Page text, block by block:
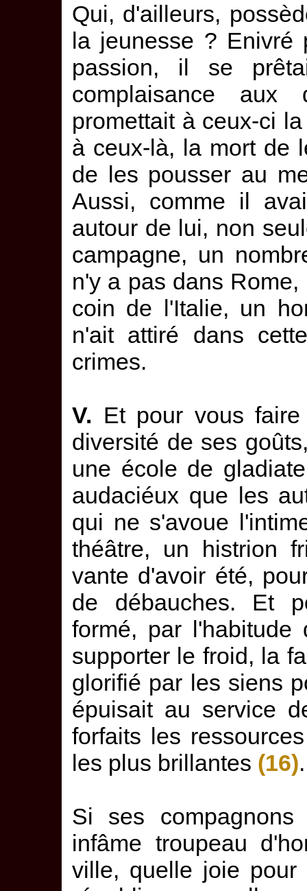
Qui, d'ailleurs,
la jeunesse ?
passion, il se
complaisance
promettait à ceux-ci
à ceux-là, la mort de
de les pousser au
Aussi, comme il
autour de lui, non
campagne, un
n'y a pas dans
coin de l'Italie, un
n'ait attiré dans
crimes.
V. Et pour vous
diversité de ses
une école de
audaciéux que les
qui ne s'avoue
théâtre, un histrion
vante d'avoir été,
de débauches. Et
formé, par
supporter le froid, la
glorifié par les siens
épuisait au service
forfaits les
les plus brillantes (16).
Si ses
infâme troupeau
ville, quelle joie